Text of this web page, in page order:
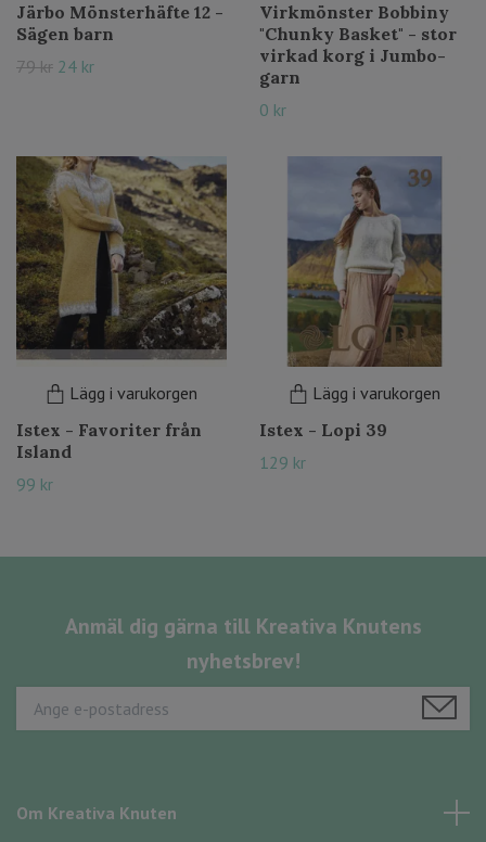
Järbo Mönsterhäfte 12 -
Sägen barn
79 kr 24 kr
Virkmönster Bobbiny
"Chunky Basket" - stor
virkad korg i Jumbo-
garn
0 kr
Lägg i varukorgen
Istex - Favoriter från
Island
99 kr
Lägg i varukorgen
Istex - Lopi 39
129 kr
Anmäl dig gärna till Kreativa Knutens
nyhetsbrev!
Om Kreativa Knuten